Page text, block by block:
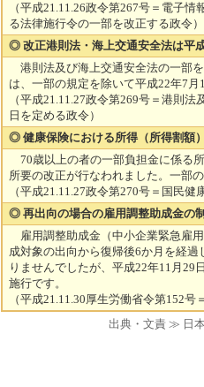
（平成21.11.26政令第267号＝電子
る法律施行令の一部を改正する政令）
◎ 改正港則法・海上交通安全法は平
港則法及び海上交通安全法の一部
は、一部の規定を除いて平成22年7月
（平成21.11.27政令第269号＝港則
日を定める政令）
◎ 健康保険における所得（所得割額
70歳以上の者の一部負担金に係る
所要の改正が行なわれました。一部
（平成21.11.27政令第270号＝国民
◎ 再出向の場合の雇用調整助成金の
雇用調整助成金（中小企業緊急雇
成対象の出向から復帰後6か月を経
りませんでしたが、平成22年11月29
施行です。
（平成21.11.30厚生労働省令第152
出典・文責 ≫ 日